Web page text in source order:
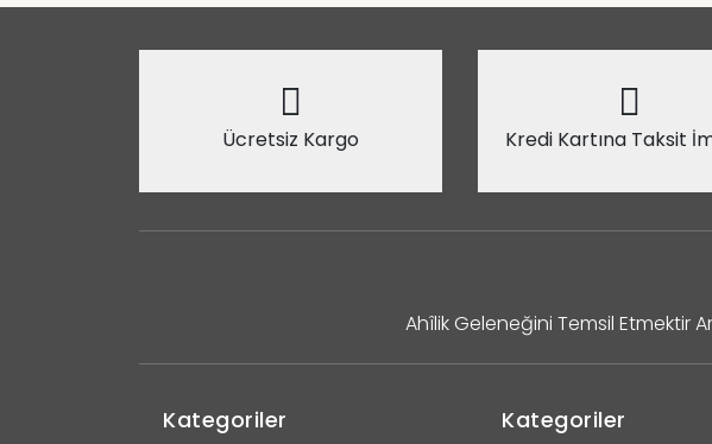
Ücretsiz Kargo Kredi Kartına Taksit
Ahîlik Geleneğini Temsil Etmektir
Kategoriler Kategoriler